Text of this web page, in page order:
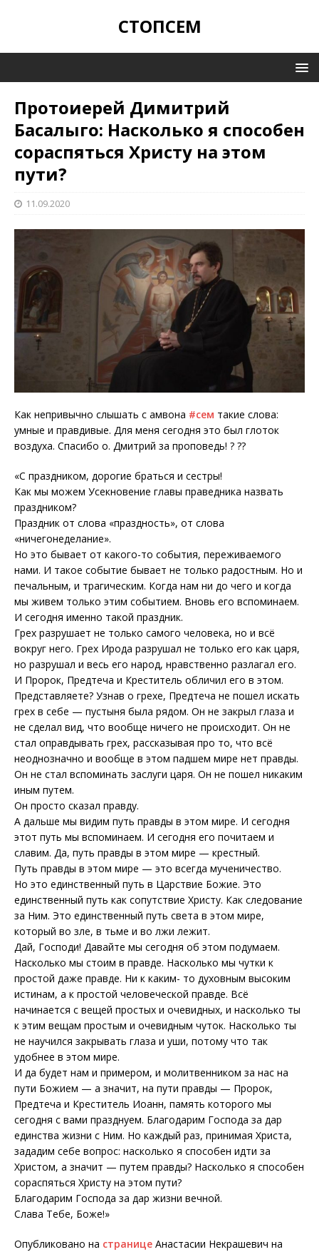
СТОПСЕМ
Протоиерей Димитрий
Басалыго: Насколько я способен
сораспяться Христу на этом
пути?
11.09.2020
Как непривычно слышать с амвона #сем такие слова:
умные и правдивые. Для меня сегодня это был глоток
воздуха. Спасибо о. Дмитрий за проповедь! ? ??
«С праздником, дорогие браться и сестры!
Как мы можем Усекновение главы праведника назвать
праздником?
Праздник от слова «праздность», от слова
«ничегонеделание».
Но это бывает от какого-то события, переживаемого
нами. И такое событие бывает не только радостным. Но и
печальным, и трагическим. Когда нам ни до чего и когда
мы живем только этим событием. Вновь его вспоминаем.
И сегодня именно такой праздник.
Грех разрушает не только самого человека, но и всё
вокруг него. Грех Ирода разрушал не только его как царя,
но разрушал и весь его народ, нравственно разлагал его.
И Пророк, Предтеча и Креститель обличил его в этом.
Представляете? Узнав о грехе, Предтеча не пошел искать
грех в себе — пустыня была рядом. Он не закрыл глаза и
не сделал вид, что вообще ничего не происходит. Он не
стал оправдывать грех, рассказывая про то, что всё
неоднозначно и вообще в этом падшем мире нет правды.
Он не стал вспоминать заслуги царя. Он не пошел никаким
иным путем.
Он просто сказал правду.
А дальше мы видим путь правды в этом мире. И сегодня
этот путь мы вспоминаем. И сегодня его почитаем и
славим. Да, путь правды в этом мире — крестный.
Путь правды в этом мире — это всегда мученичество.
Но это единственный путь в Царствие Божие. Это
единственный путь как сопутствие Христу. Как следование
за Ним. Это единственный путь света в этом мире,
который во зле, в тьме и во лжи лежит.
Дай, Господи! Давайте мы сегодня об этом подумаем.
Насколько мы стоим в правде. Насколько мы чутки к
простой даже правде. Ни к каким- то духовным высоким
истинам, а к простой человеческой правде. Всё
начинается с вещей простых и очевидных, и насколько ты
к этим вещам простым и очевидным чуток. Насколько ты
не научился закрывать глаза и уши, потому что так
удобнее в этом мире.
И да будет нам и примером, и молитвенником за нас на
пути Божием — а значит, на пути правды — Пророк,
Предтеча и Креститель Иоанн, память которого мы
сегодня с вами празднуем. Благодарим Господа за дар
единства жизни с Ним. Но каждый раз, принимая Христа,
зададим себе вопрос: насколько я способен идти за
Христом, а значит — путем правды? Насколько я способен
сораспяться Христу на этом пути?
Благодарим Господа за дар жизни вечной.
Слава Тебе, Боже!»
Опубликовано на странице Анастасии Некрашевич на